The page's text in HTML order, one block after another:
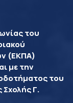
του
(ΕΚΠΑ)
με την
του
Σχολής Γ.